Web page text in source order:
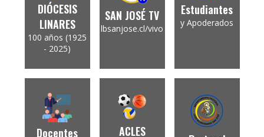
DIÓCESIS
LINARES
100 años (1925
- 2025)
SAN JOSÉ TV
lbsanjose.cl/vivo
Estudiantes
y Apoderados
Docentes ACLES